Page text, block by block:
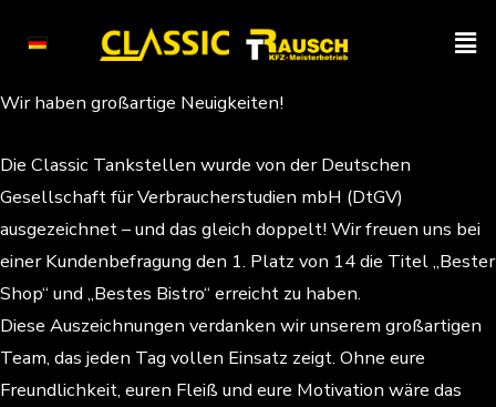
Inhalt
Wir haben großartige Neuigkeiten!
Die Classic Tankstellen wurde von der Deutschen
Gesellschaft für Verbraucherstudien mbH (DtGV)
ausgezeichnet – und das gleich doppelt! Wir freuen uns bei
einer Kundenbefragung den 1. Platz von 14 die Titel „Bester
Shop“ und „Bestes Bistro“ erreicht zu haben.
Diese Auszeichnungen verdanken wir unserem großartigen
Team, das jeden Tag vollen Einsatz zeigt. Ohne eure
Freundlichkeit, euren Fleiß und eure Motivation wäre das
Post